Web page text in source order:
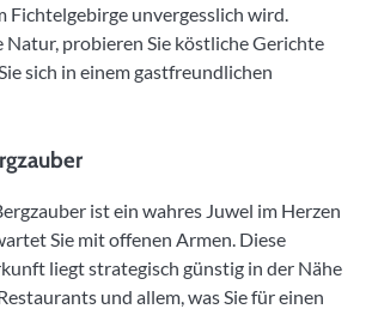
Fichtelgebirge unvergesslich wird.
Natur, probieren Sie köstliche Gerichte
sich in einem gastfreundlichen
ist ein wahres Juwel im Herzen
Sie mit offenen Armen. Diese
liegt strategisch günstig in der Nähe
und allem, was Sie für einen